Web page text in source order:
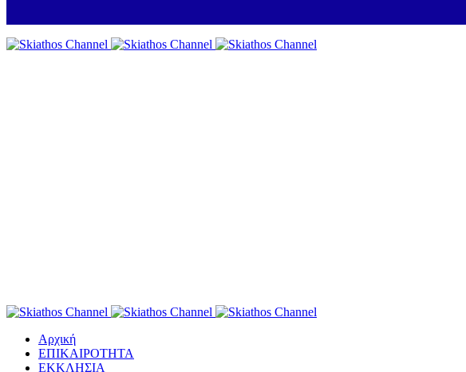
Αρχική
ΕΠΙΚΑΙΡΟΤΗΤΑ
ΕΚΚΛΗΣΙΑ